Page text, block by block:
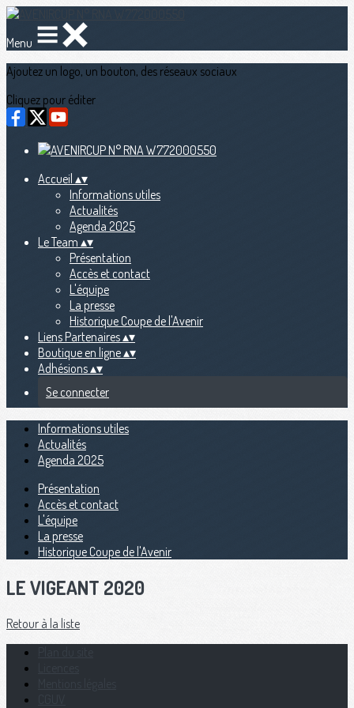
Menu
Ajoutez un logo, un bouton, des réseaux sociaux
Cliquez pour éditer
Accueil ▴▾
Informations utiles
Actualités
Agenda 2025
Le Team ▴▾
Présentation
Accès et contact
L'équipe
La presse
Historique Coupe de l'Avenir
Liens Partenaires▴▾
Boutique en ligne▴▾
Adhésions▴▾
Se connecter
Informations utiles
Actualités
Agenda 2025
Présentation
Accès et contact
L'équipe
La presse
Historique Coupe de l'Avenir
LE VIGEANT 2020
Retour à la liste